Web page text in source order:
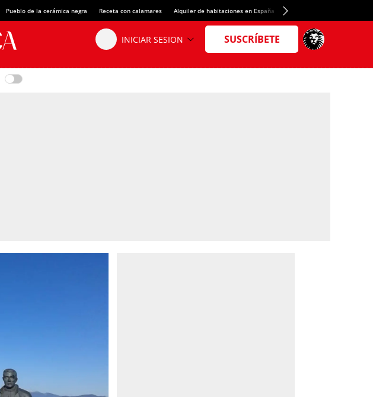
Pueblo de la cerámica negra Receta con calamares Alquiler de habitaciones en España Crédito del Spotify Camp Nou